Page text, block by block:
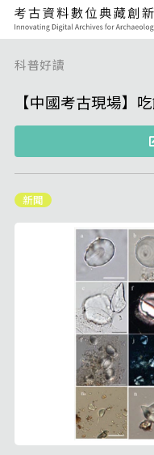
科普好讀
【中國考古現場】
新聞